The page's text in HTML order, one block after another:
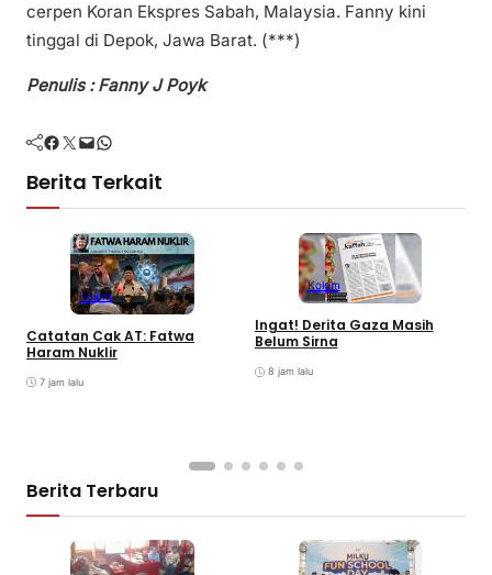
cerpen Koran Ekspres Sabah, Malaysia. Fanny kini
tinggal di Depok, Jawa Barat. (***)
Penulis : Fanny J Poyk
Facebook Twitter Mail WhatsApp
Berita Terkait
Kolom
Catatan Cak AT: Fatwa
Haram Nuklir
7 jam lalu
Kolom
Ingat! Derita Gaza Masih
Belum Sirna
8 jam lalu
Berita Terbaru